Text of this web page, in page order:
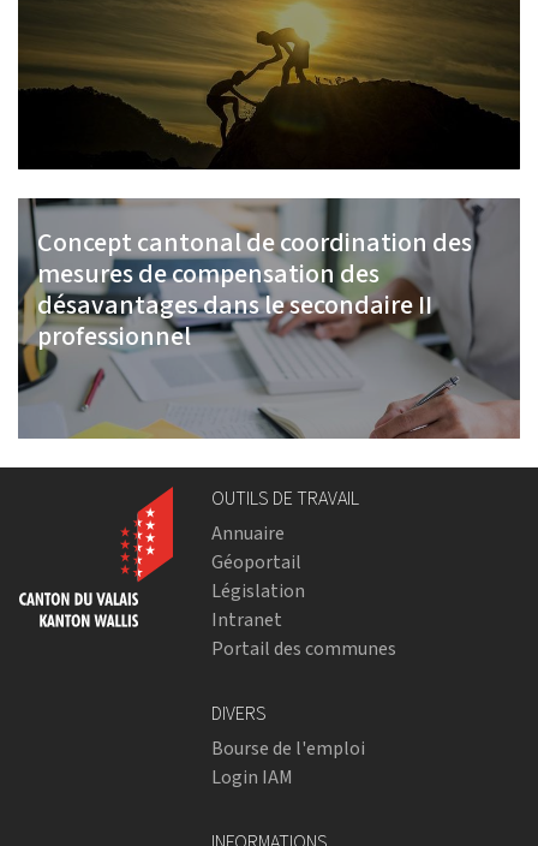
Concept cantonal de coordination des
mesures de compensation des
désavantages dans le secondaire II
professionnel
OUTILS DE TRAVAIL
Annuaire
Géoportail
Législation
Intranet
Portail des communes
DIVERS
Bourse de l'emploi
Login IAM